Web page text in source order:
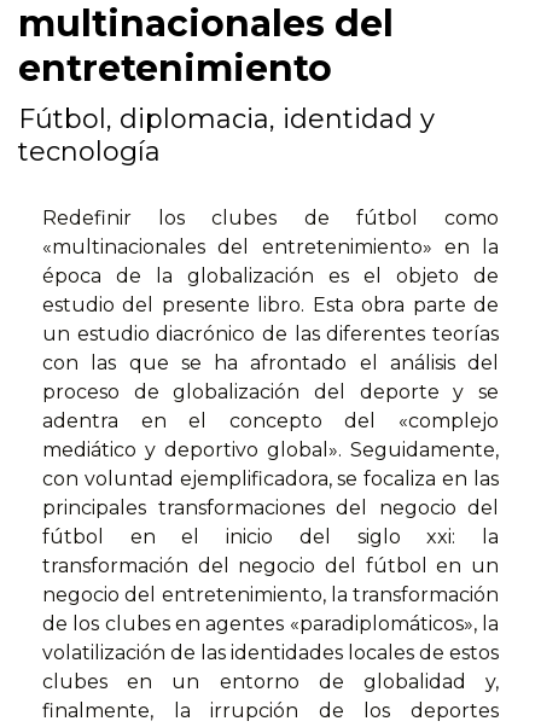
multinacionales del
entretenimiento
Fútbol, diplomacia, identidad y
tecnología
Redefinir los clubes de fútbol como
«multinacionales del entretenimiento» en la
época de la globalización es el objeto de
estudio del presente libro. Esta obra parte de
un estudio diacrónico de las diferentes teorías
con las que se ha afrontado el análisis del
proceso de globalización del deporte y se
adentra en el concepto del «complejo
mediático y deportivo global». Seguidamente,
con voluntad ejemplificadora, se focaliza en las
principales transformaciones del negocio del
fútbol en el inicio del siglo xxi: la
transformación del negocio del fútbol en un
negocio del entretenimiento, la transformación
de los clubes en agentes «paradiplomáticos», la
volatilización de las identidades locales de estos
clubes en un entorno de globalidad y,
finalmente, la irrupción de los deportes